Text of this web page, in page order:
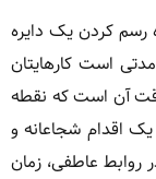
رسم کردن یک دایره
است کارهایتان
آن است که نقطه
اقدام شجاعانه و
روابط عاطفی، زمان